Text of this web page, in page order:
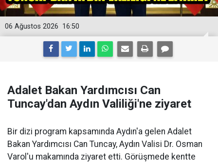
16:50
06 Ağustos 2026
Adalet Bakan Yardımcısı Can
Tuncay'dan Aydın Valiliği'ne ziyaret
Bir dizi program kapsamında Aydın'a gelen Adalet
Bakan Yardımcısı Can Tuncay, Aydın Valisi Dr. Osman
Varol'u makamında ziyaret etti. Görüşmede kentte